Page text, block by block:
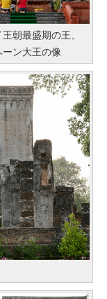
朝最盛期の王、
ーン大王の像